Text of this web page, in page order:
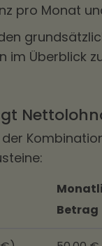
pro Monat
im Überblick
Betrag